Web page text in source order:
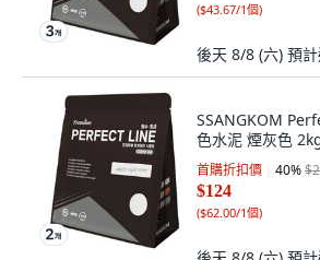
($43.67/1個)
後天 8/8 (六) 預
SSANGKOM
色水泥 煙灰色
首購折扣價 40%
$124
($62.00/1個)